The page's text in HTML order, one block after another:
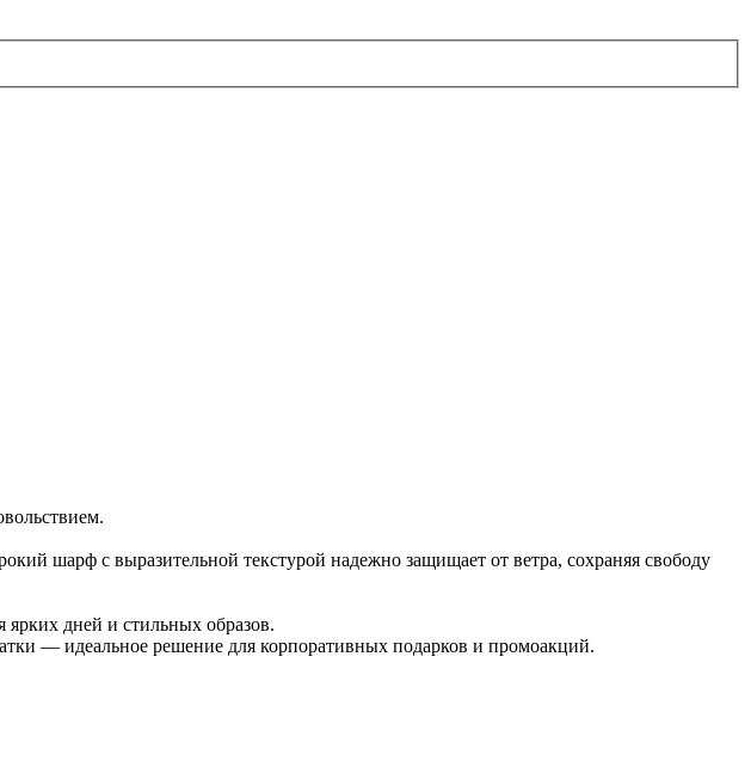
шарф с выразительной текстурой надежно защищает от ветра, сохраняя свободу
дней и стильных образов.
— идеальное решение для корпоративных подарков и промоакций.